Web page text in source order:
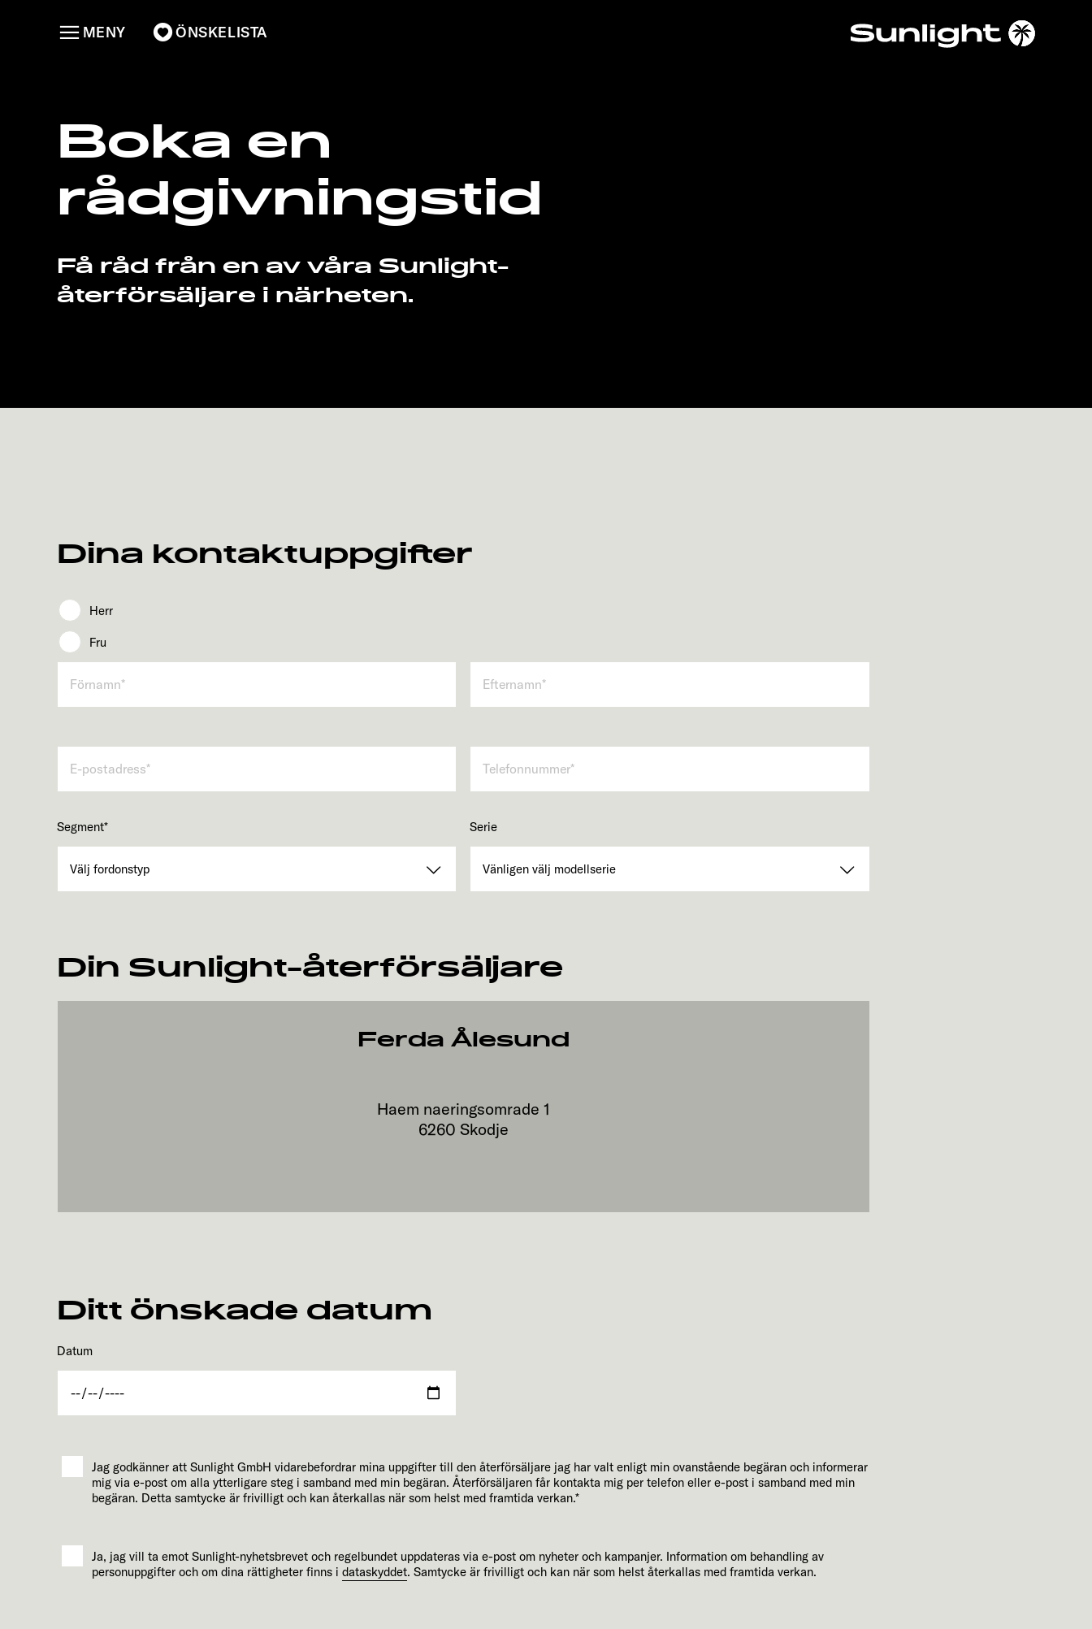
ÖNSKELISTA
MENY
Boka en
rådgivningstid
Få råd från en av våra Sunlight-
återförsäljare i närheten.
Dina kontaktuppgifter
Herr
Fru
Segment* Serie
Din Sunlight-återförsäljare
Ferda Ålesund
Haem naeringsomrade 1
6260 Skodje
Ditt önskade datum
Datum
Jag godkänner att Sunlight GmbH vidarebefordrar mina uppgifter till den återförsäljare jag har valt enligt min ovanstående begäran och informerar
mig via e-post om alla ytterligare steg i samband med min begäran. Återförsäljaren får kontakta mig per telefon eller e-post i samband med min
begäran. Detta samtycke är frivilligt och kan återkallas när som helst med framtida verkan.*
Ja, jag vill ta emot Sunlight-nyhetsbrevet och regelbundet uppdateras via e-post om nyheter och kampanjer. Information om behandling av
personuppgifter och om dina rättigheter finns i dataskyddet. Samtycke är frivilligt och kan när som helst återkallas med framtida verkan.